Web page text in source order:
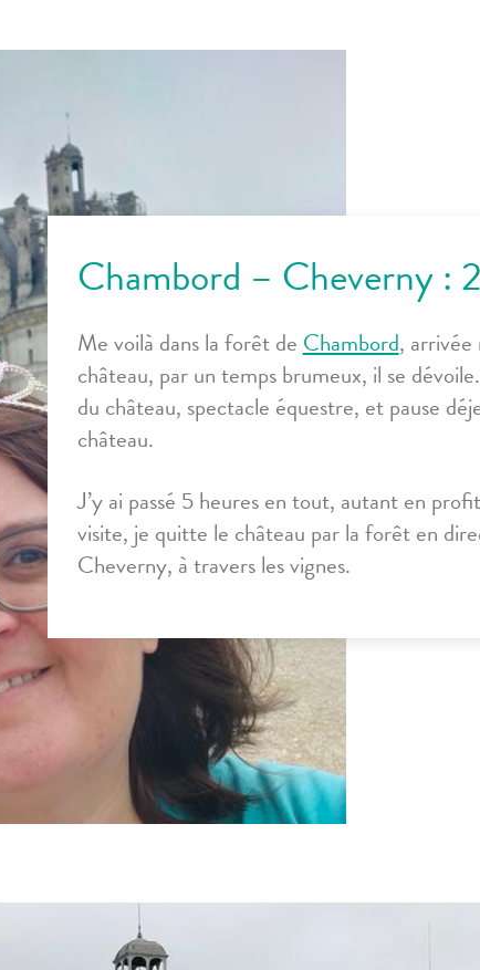
Chambord – Cheverny :
Me voilà dans la forêt de Chambord,
château, par un temps brumeux, il se
du château, spectacle équestre, et pause
château.
J’y ai passé 5 heures en tout, autant en
visite, je quitte le château par la forêt en
Cheverny, à travers les vignes.